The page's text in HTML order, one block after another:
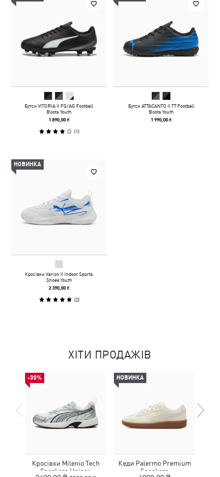
Бутси VITORIA II FG/AG Football
Boots Youth
1 890,00 ₴
(1)
Бутси ATTACANTO II TT Football
Boots Youth
1 990,00 ₴
НОВИНКА
Кросівки Varion II Indoor Sports
Shoes Youth
2 390,00 ₴
(2)
ХІТИ ПРОДАЖІВ
-30%
Кросівки Milenio Tech
Sneakers Unisex
НОВИНКА
Кеди Palermo Premium
Sneakers